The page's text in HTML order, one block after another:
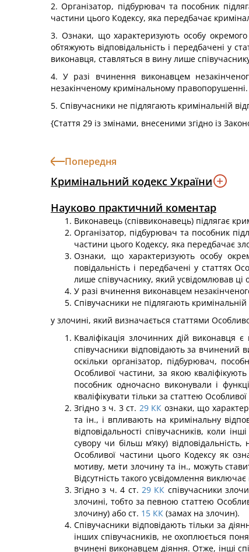
2. Організатор, підбурювач та пособник
частини цього Кодексу, яка передбачає
3. Ознаки, що характеризують особу
обтяжують відповідальність і передбачені у
виконавця, ставляться в вину лише
4. У разі вчинення виконавцем
незакінченому кримінальному правопорушенні.
5. Співучасники не підлягають кримінальній
{Стаття 29 із змінами, внесеними згідно із
Попередня
Кримінальний кодекс України
Науково практичний коментар
Виконавець (співвиконавець) підлягає
Організатор, підбурювач та пособник
частини цього Кодексу, яка передбачає
Ознаки, що характеризують особу
повідальність і передбачені у статтях
лише співучаснику, який усвідомлював ці
У разі вчинення виконавцем
Співучасники не підлягають
у злочині, який визначається статтями
Кваліфікація злочинних дій виконавця є
співучас­ники відповідають за вчинений
оскільки організатор, під­бурювач,
Особливої частини, за якою
пособник одночасно виконували і
кваліфікувати тільки за статтею
Згідно з ч. 3 ст. 29 КК ознаки, що
та ін., і впливають на кримінальну
відповідаль­ності співучасників, коли
сувору чи більш м’яку)
Особливої частини цього Кодексу як
мотиву, мети злочину та ін., можуть
Відсутність такого усвідомлення
Згідно з ч. 4 ст. 29 КК співучасники
злочині, тобто за певною статтею
злочину) або ст. 15 КК (замах на злочин).
Співучасники відповідають тільки за
інших співучасників, не охоплюється
вчинені виконавцем діяння. Отже, інші